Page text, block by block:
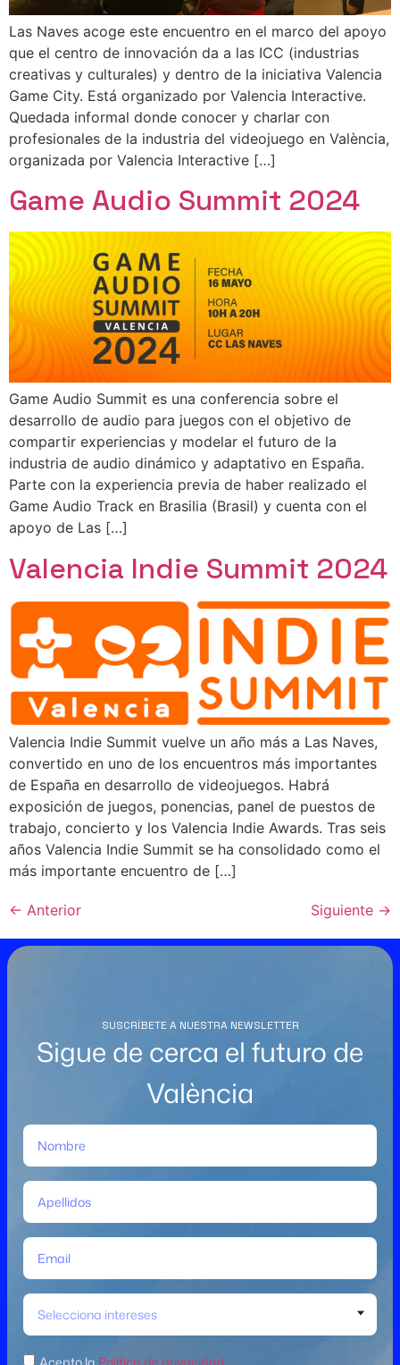
Las Naves acoge este encuentro en el marco del apoyo
que el centro de innovación da a las ICC (industrias
creativas y culturales) y dentro de la iniciativa Valencia
Game City. Está organizado por Valencia Interactive.
Quedada informal donde conocer y charlar con
profesionales de la industria del videojuego en València,
organizada por Valencia Interactive […]
Game Audio Summit 2024
Game Audio Summit es una conferencia sobre el
desarrollo de audio para juegos con el objetivo de
compartir experiencias y modelar el futuro de la
industria de audio dinámico y adaptativo en España.
Parte con la experiencia previa de haber realizado el
Game Audio Track en Brasilia (Brasil) y cuenta con el
apoyo de Las […]
Valencia Indie Summit 2024
Valencia Indie Summit vuelve un año más a Las Naves,
convertido en uno de los encuentros más importantes
de España en desarrollo de videojuegos. Habrá
exposición de juegos, ponencias, panel de puestos de
trabajo, concierto y los Valencia Indie Awards. Tras seis
años Valencia Indie Summit se ha consolidado como el
más importante encuentro de […]
← Anterior Siguiente →
SUSCRÍBETE A NUESTRA NEWSLETTER
Sigue de cerca el futuro de
València
Selecciona intereses